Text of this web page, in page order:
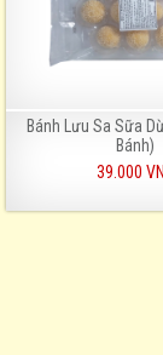
Bánh Lưu Sa Sữa
Bánh)
39.000